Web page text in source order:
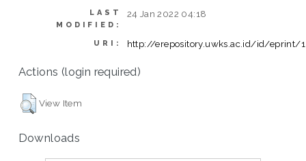
LAST
MODIFIED:
24 Jan 2022 04:18
URI: http://erepository.uwks.ac.id/id/eprint/
Actions (login required)
View Item
Downloads